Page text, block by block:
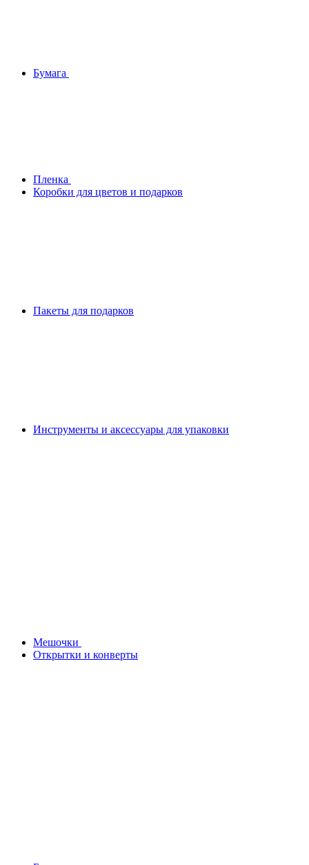
Бумага
Плeнка
Коробки для цветов и подарков
Пакеты для подарков
Инструменты и аксессуары для упаковки
Мешочки
Открытки и конверты